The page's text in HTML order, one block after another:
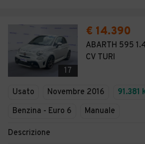
17
€ 14.390
ABARTH 595
CV TURI
Usato Novembre 2016
91.381
Benzina - Euro 6
Manuale
Descrizione